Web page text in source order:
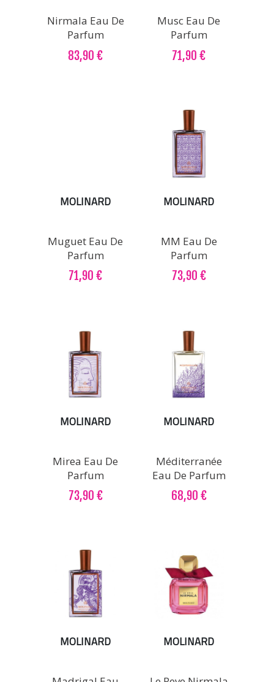
Nirmala Eau De
Parfum
83,90 €
Musc Eau De
Parfum
71,90 €
MOLINARD
Muguet Eau De
Parfum
71,90 €
MOLINARD
MM Eau De
Parfum
73,90 €
MOLINARD
Mirea Eau De
Parfum
73,90 €
MOLINARD
Méditerranée
Eau De Parfum
68,90 €
MOLINARD MOLINARD